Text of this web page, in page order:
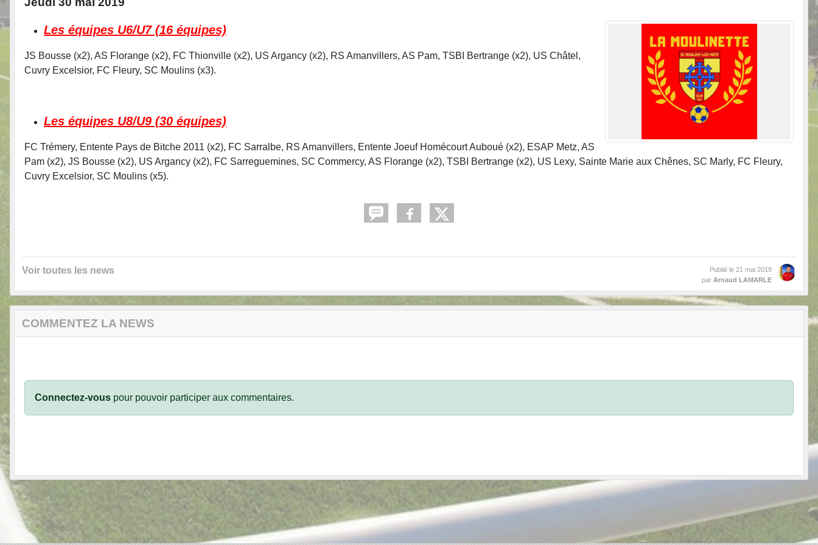
Les équipes U6/U7 (16 équipes)
JS Bousse (x2), AS Florange (x2), FC Thionville (x2), US Argancy (x2), RS Amanvillers, AS Pam, TSBI Bertrange (x2), US Châtel,
Cuvry Excelsior, FC Fleury, SC Moulins (x3).
Les équipes U8/U9 (30 équipes)
FC Trémery, Entente Pays de Bitche 2011 (x2), FC Sarralbe, RS Amanvillers, Entente Joeuf Homécourt Auboué (x2), ESAP Metz, AS
Pam (x2), JS Bousse (x2), US Argancy (x2), FC Sarreguemines, SC Commercy, AS Florange (x2), TSBI Bertrange (x2), US Lexy, Sainte Marie aux Chênes, SC Marly, FC Fleury,
Cuvry Excelsior, SC Moulins (x5).
Voir toutes les news Publié le 21 mai 2019
par Arnaud LAMARLE
COMMENTEZ LA NEWS
Connectez-vous pour pouvoir participer aux commentaires.